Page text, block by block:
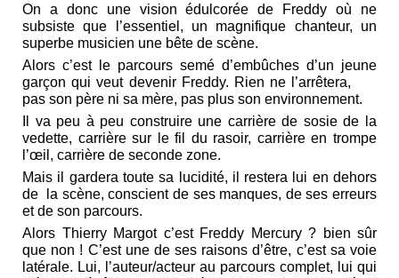
On a donc une vision édulcorée de Freddy où ne
subsiste que l’essentiel, un magnifique chanteur, un
superbe musicien une bête de scène.
Alors c’est le parcours semé d’embûches d’un jeune
garçon qui veut devenir Freddy. Rien ne l’arrêtera,
pas son père ni sa mère, pas plus son environnement.
Il va peu à peu construire une carrière de sosie de la
vedette, carrière sur le fil du rasoir, carrière en trompe
l’œil, carrière de seconde zone.
Mais il gardera toute sa lucidité, il restera lui en dehors
de la scène, conscient de ses manques, de ses erreurs
et de son parcours.
Alors Thierry Margot c’est Freddy Mercury ? bien sûr
que non ! C’est une de ses raisons d’être, c’est sa voie
latérale. Lui, l’auteur/acteur au parcours complet, lui qui